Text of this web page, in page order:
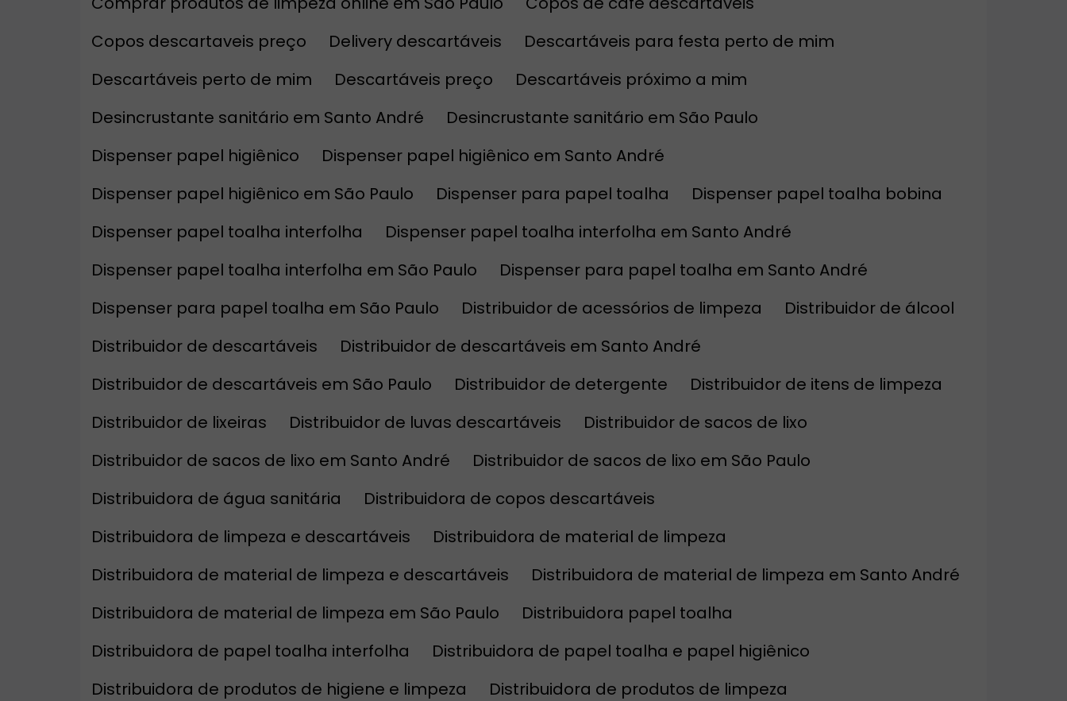
Copos descartaveis preço
Delivery descartáveis
Descartáveis para festa perto de mim
Descartáveis perto de mim
Descartáveis preço
Descartáveis próximo a mim
Desincrustante sanitário em Santo André
Desincrustante sanitário em São Paulo
Dispenser papel higiênico
Dispenser papel higiênico em Santo André
Dispenser papel higiênico em São Paulo
Dispenser para papel toalha
Dispenser papel toalha bobina
Dispenser papel toalha interfolha
Dispenser papel toalha interfolha em Santo André
Dispenser papel toalha interfolha em São Paulo
Dispenser para papel toalha em Santo André
Dispenser para papel toalha em São Paulo
Distribuidor de acessórios de limpeza
Distribuidor de álcool
Distribuidor de descartáveis
Distribuidor de descartáveis em Santo André
Distribuidor de descartáveis em São Paulo
Distribuidor de detergente
Distribuidor de itens de limpeza
Distribuidor de lixeiras
Distribuidor de luvas descartáveis
Distribuidor de sacos de lixo
Distribuidor de sacos de lixo em Santo André
Distribuidor de sacos de lixo em São Paulo
Distribuidora de água sanitária
Distribuidora de copos descartáveis
Distribuidora de limpeza e descartáveis
Distribuidora de material de limpeza
Distribuidora de material de limpeza e descartáveis
Distribuidora de material de limpeza em Santo André
Distribuidora de material de limpeza em São Paulo
Distribuidora papel toalha
Distribuidora de papel toalha interfolha
Distribuidora de papel toalha e papel higiênico
Distribuidora de produtos de higiene e limpeza
Distribuidora de produtos de limpeza